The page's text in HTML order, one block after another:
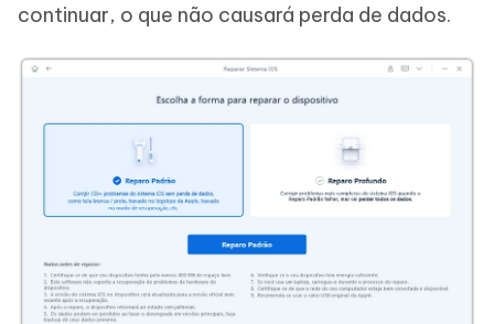
continuar, o que não causará perda de dados.